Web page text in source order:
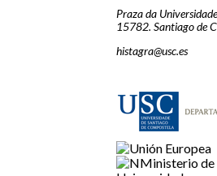
Praza da
15782. Santiago de
histagra@usc.es